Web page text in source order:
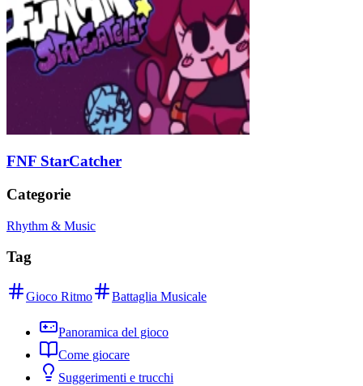
FNF StarCatcher
Categorie
Rhythm & Music
Tag
Gioco Ritmo Battaglia Musicale
Panoramica del gioco
Come giocare
Suggerimenti e trucchi